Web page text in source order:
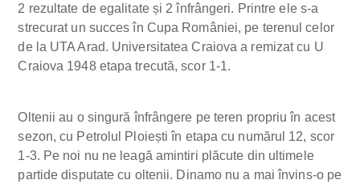
2 rezultate de egalitate și 2 înfrângeri. Printre ele s-a
strecurat un succes în Cupa României, pe terenul celor
de la UTA Arad. Universitatea Craiova a remizat cu U
Craiova 1948 etapa trecută, scor 1-1.
Oltenii au o singură înfrângere pe teren propriu în acest
sezon, cu Petrolul Ploiești în etapa cu numărul 12, scor
1-3. Pe noi nu ne leagă amintiri plăcute din ultimele
partide disputate cu oltenii. Dinamo nu a mai învins-o pe